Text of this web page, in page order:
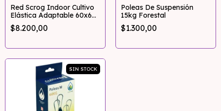
Red Scrog Indoor Cultivo
Elástica Adaptable 60x60
A 120x120
$8.200,00
Poleas De Suspensión
15kg Forestal
$1.300,00
SIN STOCK